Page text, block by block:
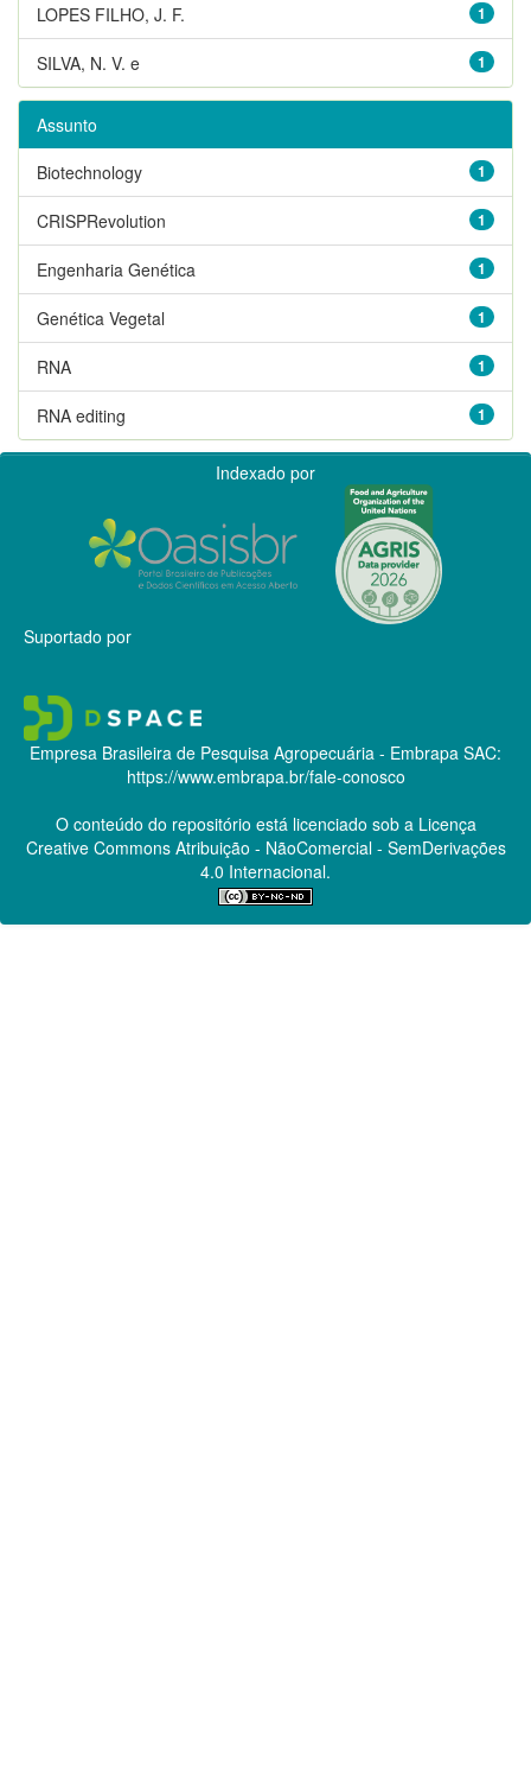
1
LOPES FILHO, J. F.
1
SILVA, N. V. e
Assunto
1
Biotechnology
1
CRISPRevolution
1
Engenharia Genética
1
Genética Vegetal
1
RNA
1
RNA editing
Indexado por
Suportado por
Empresa Brasileira de Pesquisa Agropecuária - Embrapa SAC:
https://www.embrapa.br/fale-conosco
O conteúdo do repositório está licenciado sob a Licença
Creative CommonsAtribuição - NãoComercial - SemDerivações
4.0 Internacional.